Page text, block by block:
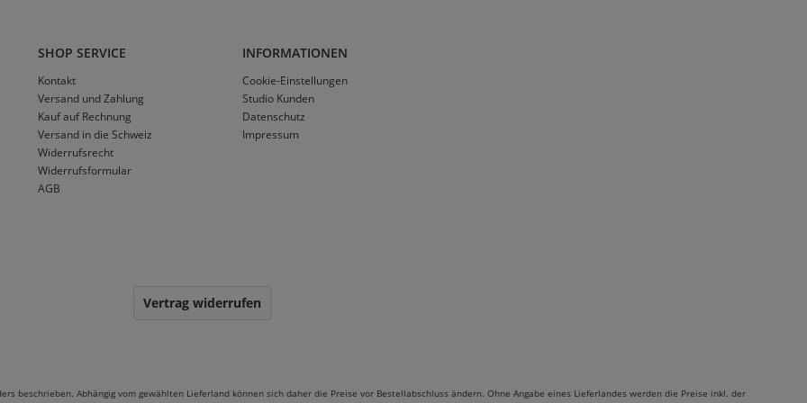
SHOP SERVICE
Kontakt
Versand und Zahlung
Kauf auf Rechnung
Versand in die Schweiz
Widerrufsrecht
Widerrufsformular
AGB
INFORMATIONEN
Cookie-Einstellungen
Studio Kunden
Datenschutz
Impressum
Vertrag widerrufen
beschrieben. Abhängig vom gewählten Lieferland können sich daher die Preise vor Bestellabschluss ändern. Ohne Angabe eines Lieferlandes werden die Preise inkl. der